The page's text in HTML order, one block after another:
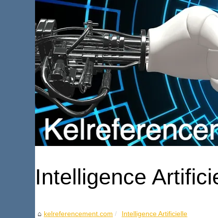
Intelligence
kelreferencement.com Intelligence Artificielle